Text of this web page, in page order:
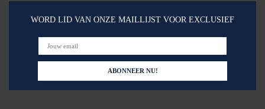
WORD LID VAN ONZE MAILLIJST VOOR EXCLUSIEF